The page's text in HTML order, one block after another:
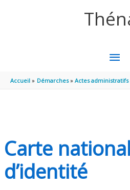
MENU
Accueil Démarches Actes administratifs
Carte
d’identité